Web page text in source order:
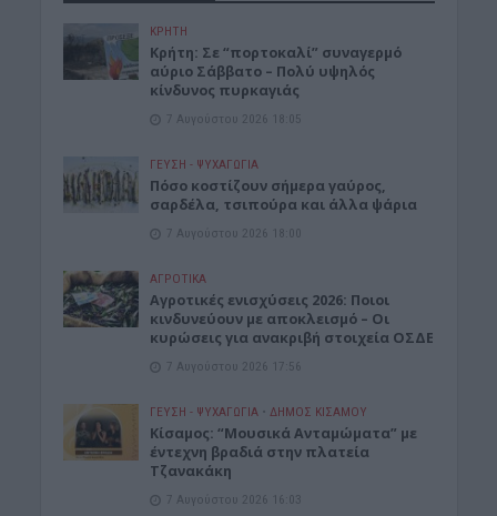
ΚΡΗΤΗ
Κρήτη: Σε “πορτοκαλί” συναγερμό
αύριο Σάββατο – Πολύ υψηλός
κίνδυνος πυρκαγιάς
7 Αυγούστου 2026 18:05
ΓΕΎΣΗ - ΨΥΧΑΓΩΓΊΑ
Πόσο κοστίζουν σήμερα γαύρος,
σαρδέλα, τσιπούρα και άλλα ψάρια
7 Αυγούστου 2026 18:00
ΑΓΡΟΤΙΚΑ
Αγροτικές ενισχύσεις 2026: Ποιοι
κινδυνεύουν με αποκλεισμό – Οι
κυρώσεις για ανακριβή στοιχεία ΟΣΔΕ
7 Αυγούστου 2026 17:56
ΓΕΎΣΗ - ΨΥΧΑΓΩΓΊΑ • ΔΉΜΟΣ ΚΙΣΆΜΟΥ
Κίσαμος: “Μουσικά Ανταμώματα” με
έντεχνη βραδιά στην πλατεία
Τζανακάκη
7 Αυγούστου 2026 16:03